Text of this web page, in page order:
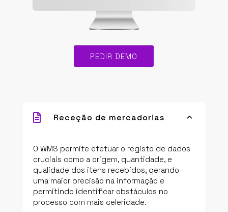
PEDIR DEMO
 Receção de mercadorias 3
O WMS permite efetuar o registo de dados
cruciais como a origem, quantidade, e
qualidade dos itens recebidos, gerando
uma maior precisão na informação e
permitindo identificar obstáculos no
processo com mais celeridade.